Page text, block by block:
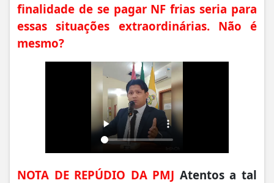
finalidade de se pagar NF frias seria para
essas situações extraordinárias. Não é
mesmo?
NOTA DE REPÚDIO DA PMJ Atentos a tal